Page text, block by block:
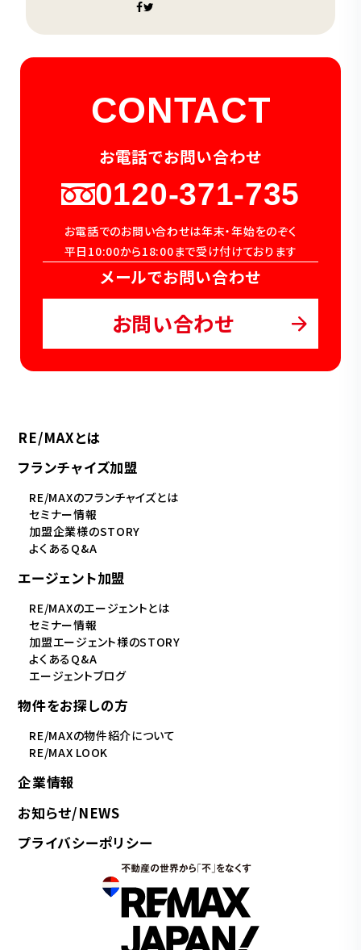
CONTACT
お電話でお問い合わせ
0120-371-735
お電話でのお問い合わせは年末・年始をのぞく
平日10:00から18:00まで受け付けております
メールでお問い合わせ
お問い合わせ
RE/MAXとは
フランチャイズ加盟
RE/MAXのフランチャイズとは
セミナー情報
加盟企業様のSTORY
よくあるQ&A
エージェント加盟
RE/MAXのエージェントとは
セミナー情報
加盟エージェント様のSTORY
よくあるQ&A
エージェントブログ
物件をお探しの方
RE/MAXの物件紹介について
RE/MAX LOOK
企業情報
お知らせ/NEWS
プライバシーポリシー